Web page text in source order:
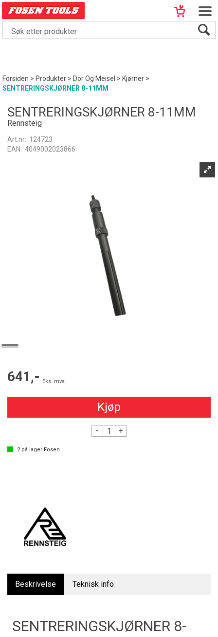
Forsiden>Produkter>Dor Og Meisel >Kjørner>
SENTRERINGSKJØRNER 8-11MM
SENTRERINGSKJØRNER 8-11MM
Rennsteig
Art.nr: 124723
EAN: 4049002023866
641,- Eks. mva.
Kjøp
- +
2på lager Fosen
Beskrivelse Teknisk info
SENTRERINGSKJØRNER 8-